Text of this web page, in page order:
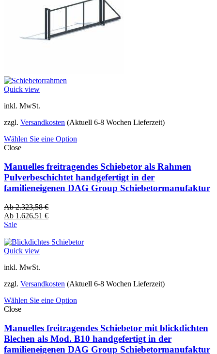
Quick view
inkl. MwSt.
zzgl. Versandkosten (Aktuell 6-8 Wochen Lieferzeit)
Wählen Sie eine Option
Close
Manuelles freitragendes Schiebetor als Rahmen
Pulverbeschichtet handgefertigt in der
familieneigenen DAG Group Schiebetormanufaktur
Ab2.323,58€
Ab 1.626,51 €
Sale
Quick view
inkl. MwSt.
zzgl. Versandkosten (Aktuell 6-8 Wochen Lieferzeit)
Wählen Sie eine Option
Close
Manuelles freitragendes Schiebetor mit blickdichten
Blechen als Mod. B10 handgefertigt in der
familieneigenen DAG Group Schiebetormanufaktur